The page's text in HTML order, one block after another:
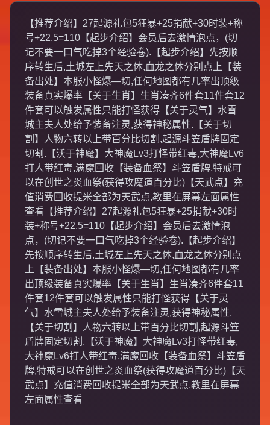
【推荐介绍】27起源礼包5狂暴+25捐献+30时装+称
号+22.5=110【起步介绍】会员后去激情泡点，(切
记不要一口气吃掉3个经验卷).【起步介绍】先按顺
序转生后,土城左上先天之体,血龙之体分别点上【装
备出处】本服小怪爆—切,任何地图都有几率出顶级
装备真实爆率【关于生肖】生肖凑齐6件套11件套12
件套可以触发属性只能打怪获得【关于灵气】水雪
城主夫人处给予装备注灵,获得神秘属性.【关于切
割】人物六转以上带百分比切割,起源斗笠盾牌固定
切割.【沃于神魔】大神魔Lv3打怪带红毒,大神魔Lv6
打人带红毒,满魔回收【装备血祭】斗笠盾牌,特戒可
以在创世之炎血祭(获得攻魔道百分比)【天武点】充
值消费回收提米全部为天武点,教里在屏幕左面属性
查看【推荐介绍】27起源礼包5狂暴+25捐献+30时
装+称号+22.5=110【起步介绍】会员后去激情泡
点，(切记不要一口气吃掉3个经验卷).【起步介绍】
先按顺序转生后,土城左上先天之体,血龙之体分别点
上【装备出处】本服小怪爆—切,任何地图都有几率
出顶级装备真实爆率【关于生肖】生肖凑齐6件套11
件套12件套可以触发属性只能打怪获得【关于灵
气】水雪城主夫人处给予装备注灵,获得神秘属性.
【关于切割】人物六转以上带百分比切割,起源斗笠
盾牌固定切割.【沃于神魔】大神魔Lv3打怪带红毒,
大神魔Lv6打人带红毒,满魔回收【装备血祭】斗笠盾
牌,特戒可以在创世之炎血祭(获得攻魔道百分比)【天
武点】充值消费回收提米全部为天武点,教里在屏幕
左面属性查看